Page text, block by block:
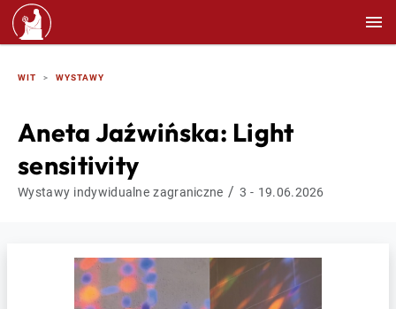
WIT WYSTAWY
Aneta Jaźwińska: Light
sensitivity
Wystawy indywidualne zagraniczne / 3 - 19.06.2026